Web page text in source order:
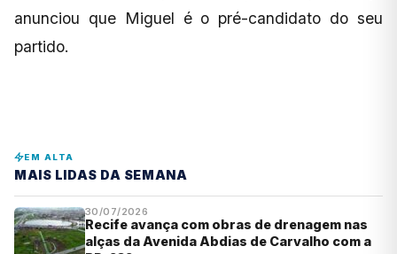
anunciou que Miguel é o pré-candidato do seu
partido.
EM ALTA
MAIS LIDAS DA SEMANA
30/07/2026
Recife avança com obras de drenagem nas
alças da Avenida Abdias de Carvalho com a